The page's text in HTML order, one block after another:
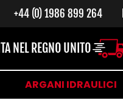
+44 (0) 1986 899 264
ARGANI IDRAULICI
NEL REGNO UNITO